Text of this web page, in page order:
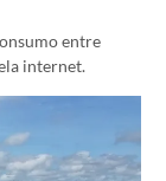
entre
internet.